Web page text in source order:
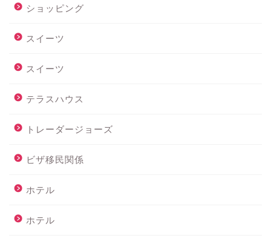
ショッピング
スイーツ
スイーツ
テラスハウス
トレーダージョーズ
ビザ移民関係
ホテル
ホテル